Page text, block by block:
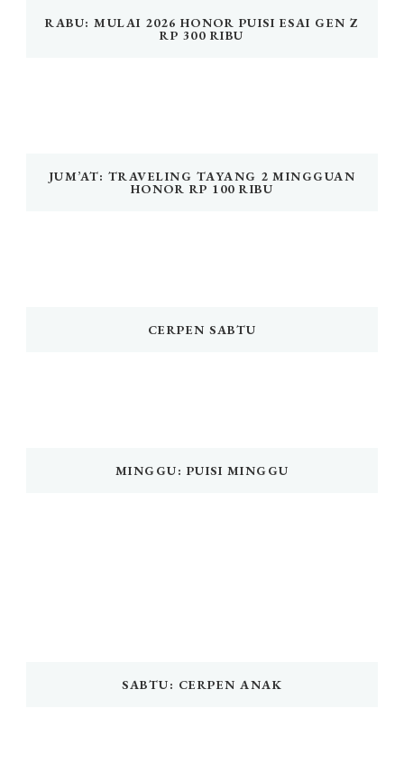
RABU: MULAI 2026 HONOR PUISI ESAI GEN Z
RP 300 RIBU
JUM’AT: TRAVELING TAYANG 2 MINGGUAN
HONOR RP 100 RIBU
CERPEN SABTU
MINGGU: PUISI MINGGU
SABTU: CERPEN ANAK